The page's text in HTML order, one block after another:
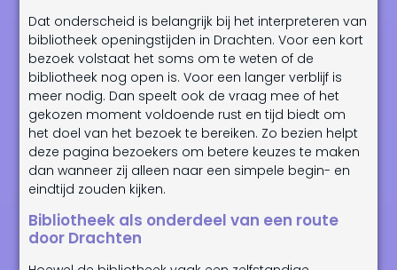
Dat onderscheid is belangrijk bij het interpreteren van
bibliotheek openingstijden in Drachten. Voor een kort
bezoek volstaat het soms om te weten of de
bibliotheek nog open is. Voor een langer verblijf is
meer nodig. Dan speelt ook de vraag mee of het
gekozen moment voldoende rust en tijd biedt om
het doel van het bezoek te bereiken. Zo bezien helpt
deze pagina bezoekers om betere keuzes te maken
dan wanneer zij alleen naar een simpele begin- en
eindtijd zouden kijken.
Bibliotheek als onderdeel van een route
door Drachten